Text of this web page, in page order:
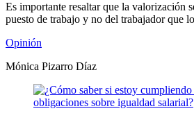
Es importante resaltar que la valorización
puesto de trabajo y no del trabajador que
Opinión
Mónica Pizarro Díaz